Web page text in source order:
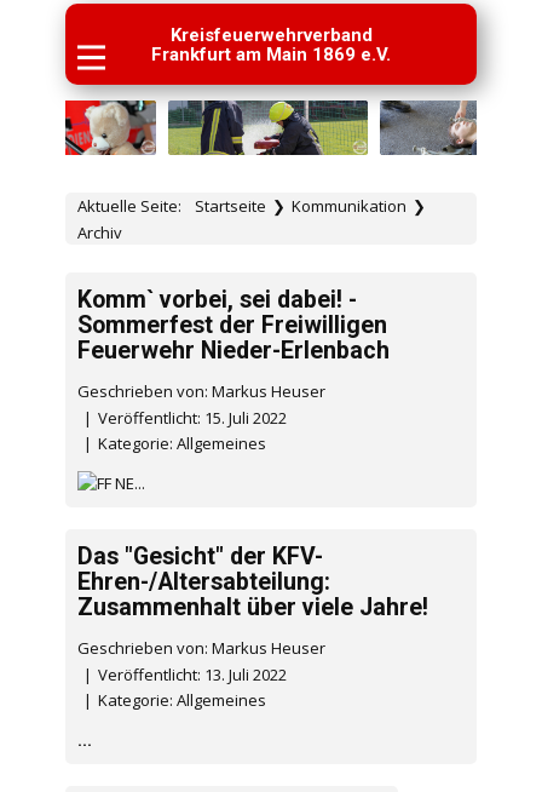
Kreisfeuerwehrverband
Frankfurt am Main 1869 e.V.
Aktuelle Seite: Startseite ❯ Kommunikation ❯
Archiv
Komm` vorbei, sei dabei! -
Sommerfest der Freiwilligen
Feuerwehr Nieder-Erlenbach
Geschrieben von: Markus Heuser
Veröffentlicht: 15. Juli 2022
Kategorie: Allgemeines
...
Das "Gesicht" der KFV-
Ehren-/Altersabteilung:
Zusammenhalt über viele Jahre!
Geschrieben von: Markus Heuser
Veröffentlicht: 13. Juli 2022
Kategorie: Allgemeines
...